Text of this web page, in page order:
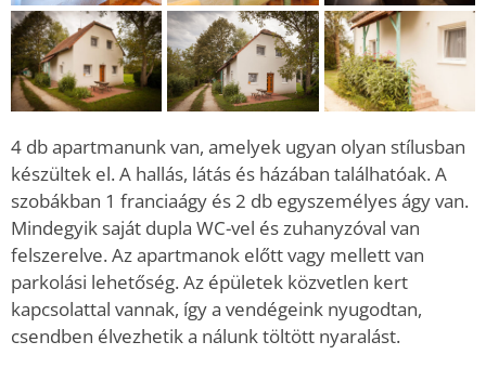
4 db apartmanunk van, amelyek ugyan olyan stílusban
készültek el. A hallás, látás és házában találhatóak. A
szobákban 1 franciaágy és 2 db egyszemélyes ágy van.
Mindegyik saját dupla WC-vel és zuhanyzóval van
felszerelve. Az apartmanok előtt vagy mellett van
parkolási lehetőség. Az épületek közvetlen kert
kapcsolattal vannak, így a vendégeink nyugodtan,
csendben élvezhetik a nálunk töltött nyaralást.